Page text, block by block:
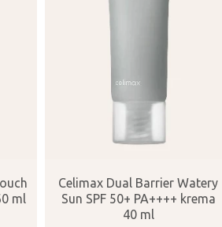
ml
Celimax Dual Barrier Watery
Sun SPF 50+ PA++++ krema
40 ml